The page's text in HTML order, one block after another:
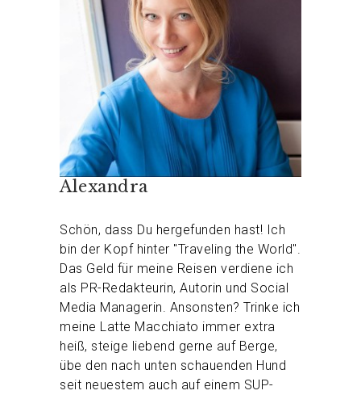
Alexandra
Schön, dass Du hergefunden hast! Ich
bin der Kopf hinter "Traveling the World".
Das Geld für meine Reisen verdiene ich
als PR-Redakteurin, Autorin und Social
Media Managerin. Ansonsten? Trinke ich
meine Latte Macchiato immer extra
heiß, steige liebend gerne auf Berge,
übe den nach unten schauenden Hund
seit neuestem auch auf einem SUP-